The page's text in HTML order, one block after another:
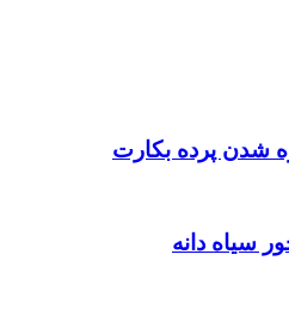
شدن پرده بکارت
سیاه دانه